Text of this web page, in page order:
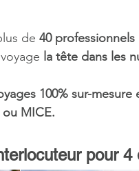
de 40 professionnels
la tête dans les
100% sur-mesure
MICE.
pour 4